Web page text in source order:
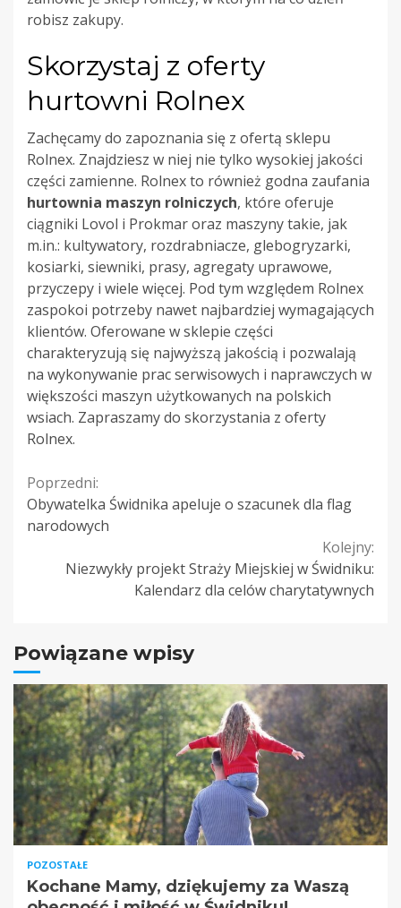
robisz zakupy.
Skorzystaj z oferty
hurtowni Rolnex
Zachęcamy do zapoznania się z ofertą sklepu
Rolnex. Znajdziesz w niej nie tylko wysokiej jakości
części zamienne. Rolnex to również godna zaufania
hurtownia maszyn rolniczych, które oferuje
ciągniki Lovol i Prokmar oraz maszyny takie, jak
m.in.: kultywatory, rozdrabniacze, glebogryzarki,
kosiarki, siewniki, prasy, agregaty uprawowe,
przyczepy i wiele więcej. Pod tym względem Rolnex
zaspokoi potrzeby nawet najbardziej wymagających
klientów. Oferowane w sklepie części
charakteryzują się najwyższą jakością i pozwalają
na wykonywanie prac serwisowych i naprawczych w
większości maszyn użytkowanych na polskich
wsiach. Zapraszamy do skorzystania z oferty
Rolnex.
Continue
Reading
Poprzedni:
Obywatelka Świdnika apeluje o szacunek dla flag
narodowych
Kolejny:
Niezwykły projekt Straży Miejskiej w Świdniku:
Kalendarz dla celów charytatywnych
Powiązane wpisy
POZOSTAŁE
Kochane Mamy, dziękujemy za Waszą